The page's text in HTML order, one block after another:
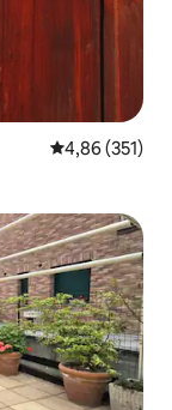
Évaluation
4,86 (351)